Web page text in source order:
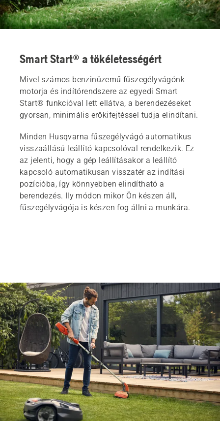
Smart Start® a tökéletességért
Mivel számos benzinüzemű fűszegélyvágónk
motorja és indítórendszere az egyedi Smart
Start® funkcióval lett ellátva, a berendezéseket
gyorsan, minimális erőkifejtéssel tudja elindítani.
Minden Husqvarna fűszegélyvágó automatikus
visszaállású leállító kapcsolóval rendelkezik. Ez
az jelenti, hogy a gép leállításakor a leállító
kapcsoló automatikusan visszatér az indítási
pozícióba, így könnyebben elindítható a
berendezés. Ily módon mikor Ön készen áll,
fűszegélyvágója is készen fog állni a munkára.